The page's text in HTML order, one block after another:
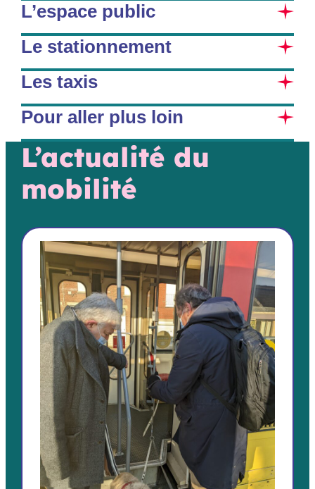
L’espace public
Le stationnement
Les taxis
Pour aller plus loin
L’actualité du
mobilité